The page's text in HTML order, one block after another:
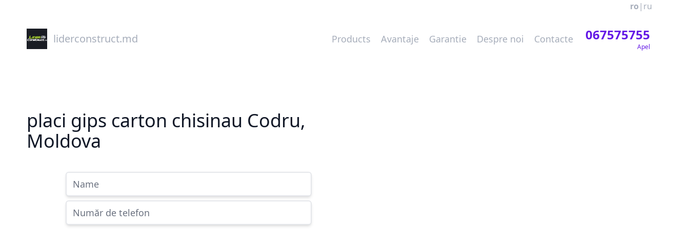
ro | ru
liderconstruct.md Products Avantaje Garantie Despre noi Contacte 067575755
Apel
placi gips carton chisinau Codru,
Moldova